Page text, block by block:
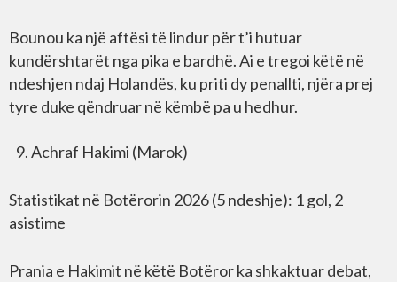
Bounou ka një aftësi të lindur për t’i hutuar
kundërshtarët nga pika e bardhë. Ai e tregoi këtë në
ndeshjen ndaj Holandës, ku priti dy penallti, njëra prej
tyre duke qëndruar në këmbë pa u hedhur.
Achraf Hakimi (Marok)
Statistikat në Botërorin 2026 (5 ndeshje): 1 gol, 2
asistime
Prania e Hakimit në këtë Botëror ka shkaktuar debat,